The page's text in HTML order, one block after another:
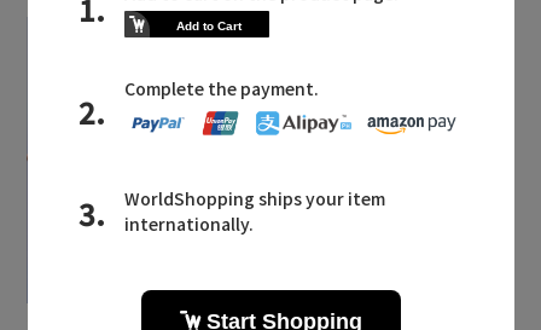
2026.07.24